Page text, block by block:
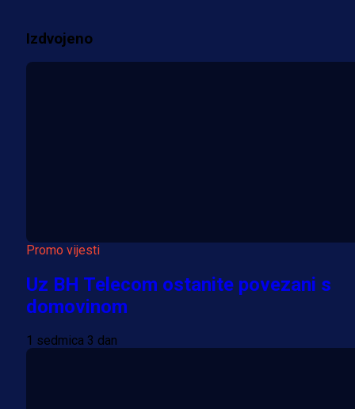
Izdvojeno
Promo vijesti
Uz BH Telecom ostanite povezani s
domovinom
1 sedmica 3 dan